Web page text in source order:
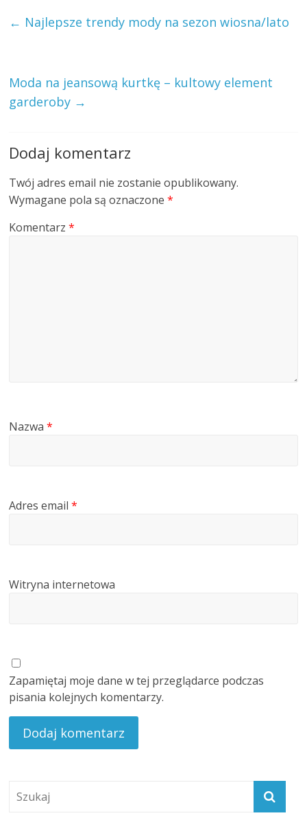
← Najlepsze trendy mody na sezon wiosna/lato
Moda na jeansową kurtkę – kultowy element
garderoby →
Dodaj komentarz
Twój adres email nie zostanie opublikowany.
Wymagane pola są oznaczone*
Komentarz*
Nazwa*
Adres email*
Witryna internetowa
Zapamiętaj moje dane w tej przeglądarce podczas
pisania kolejnych komentarzy.